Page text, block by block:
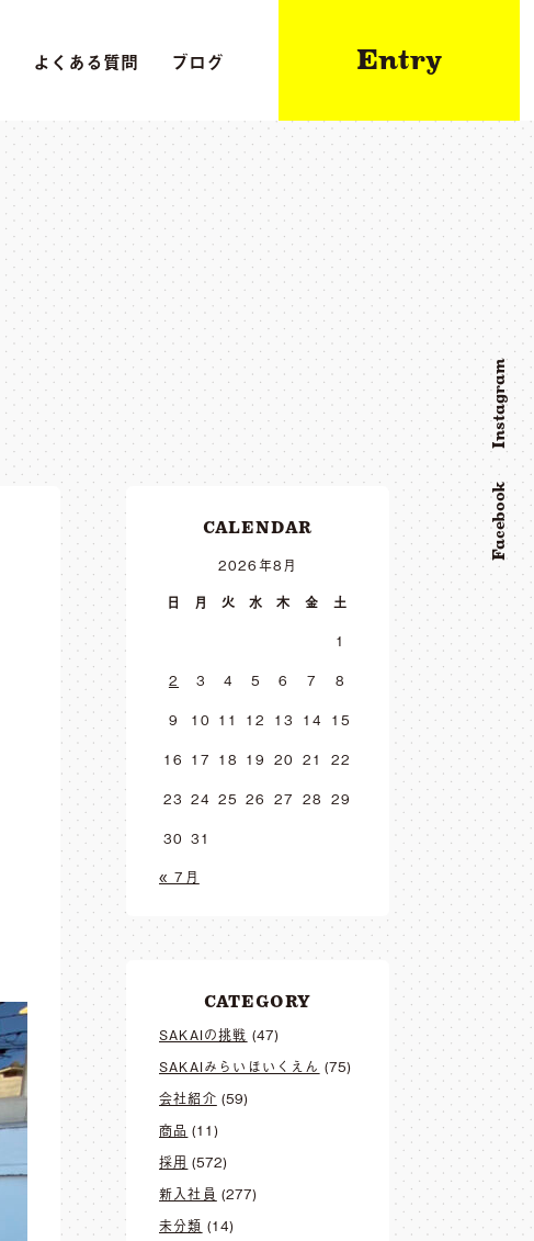
よくある質問 ブログ Entry
CALENDAR
2026年8月
日
月 火 水 木 金
土
1
2
3 4 5 6 7
8
9
10 11 12 13 14
15
16 17 18 19 20 21
22
23 24 25 26 27 28 29
30 31
« 7月
CATEGORY
SAKAIの挑戦 (47)
SAKAIみらいほいくえん (75)
会社紹介 (59)
商品 (11)
採用 (572)
新入社員 (277)
未分類 (14)
Facebook
Instagram